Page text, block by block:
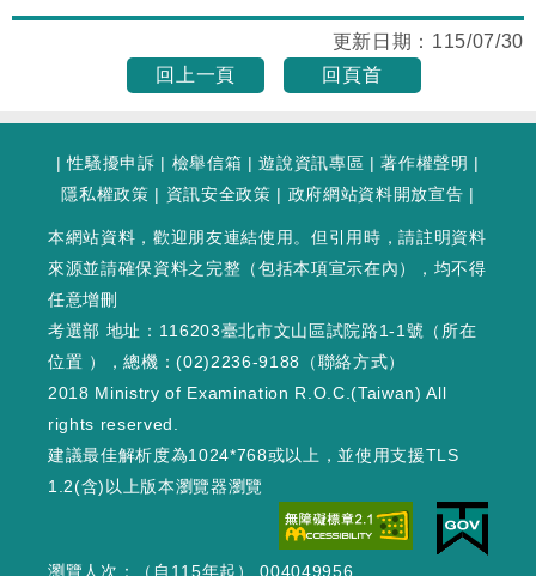
更新日期： 115/07/30
回上一頁
回頁首
|性騷擾申訴 | 檢舉信箱 |遊說資訊專區 |著作權聲明 |
隱私權政策 | 資訊安全政策 | 政府網站資料開放宣告 |
本網站資料，歡迎朋友連結使用。但引用時，請註明資料
來源並請確保資料之完整（包括本項宣示在內），均不得
任意增刪
考選部 地址：116203臺北市文山區試院路1-1號（ 所在
位置 ），總機：(02)2236-9188（聯絡方式）
2018 Ministry of Examination R.O.C.(Taiwan) All
rights reserved.
建議最佳解析度為1024*768或以上，並使用支援TLS
1.2(含)以上版本瀏覽器瀏覽
瀏覽人次：（自115年起） 004049956